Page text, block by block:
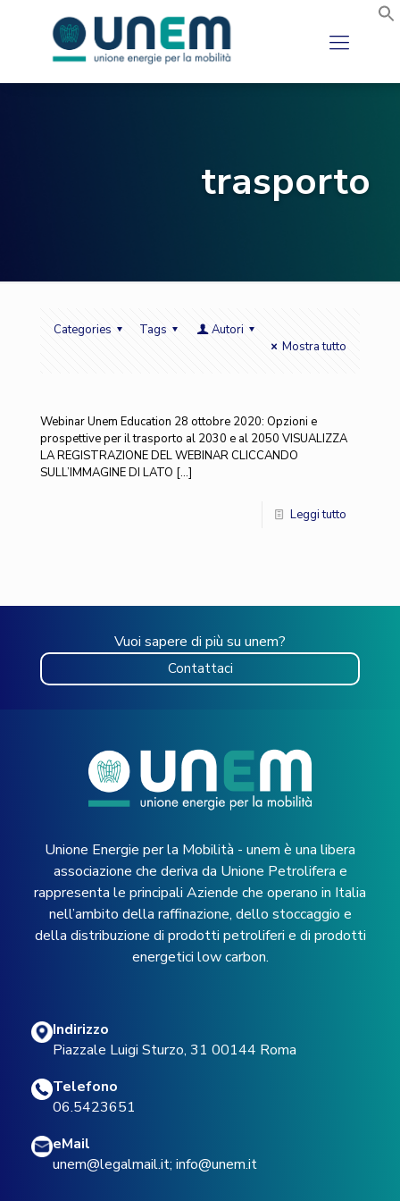
trasporto
Categories Tags
Autori
Mostra tutto
Webinar Unem Education 28 ottobre 2020: Opzioni e
prospettive per il trasporto al 2030 e al 2050 VISUALIZZA
LA REGISTRAZIONE DEL WEBINAR CLICCANDO
SULL’IMMAGINE DI LATO […]
Leggi tutto
Vuoi sapere di più su unem?
Contattaci
Unione Energie per la Mobilità - unem è una libera
associazione che deriva da Unione Petrolifera e
rappresenta le principali Aziende che operano in Italia
nell’ambito della raffinazione, dello stoccaggio e
della distribuzione di prodotti petroliferi e di prodotti
energetici low carbon.
Indirizzo
Piazzale Luigi Sturzo, 31 00144 Roma
Telefono
06.5423651
eMail
unem@legalmail.it; info@unem.it